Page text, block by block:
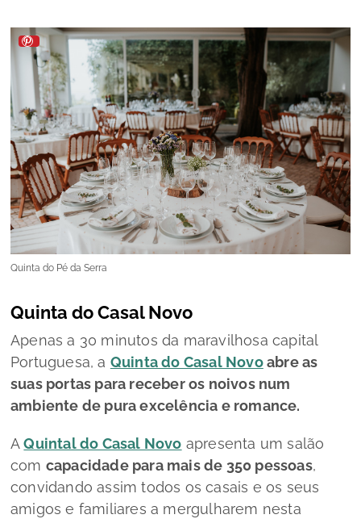
Quinta do Pé da Serra
Quinta do Casal Novo
Apenas a 30 minutos da maravilhosa capital
Portuguesa, a Quinta do Casal Novoabre as
suas portas para receber os noivos num
ambiente de pura excelência e romance.
AQuintal do Casal Novo apresenta um salão
com capacidade para mais de 350 pessoas,
convidando assim todos os casais e os seus
amigos e familiares a mergulharem nesta